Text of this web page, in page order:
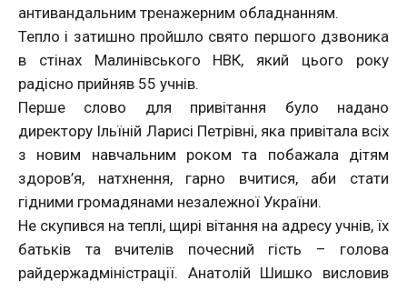
антивандальним тренажерним обладнанням.
Тепло і затишно пройшло свято першого дзвоника
в стінах Малинівського НВК, який цього року
радісно прийняв 55 учнів.
Перше слово для привітання було надано
директору Ільїній Ларисі Петрівні, яка привітала всіх
з новим навчальним роком та побажала дітям
здоров’я, натхнення, гарно вчитися, аби стати
гідними громадянами незалежної України.
Не скупився на теплі, щирі вітання на адресу учнів, їх
батьків та вчителів почесний гість – голова
райдержадміністрації. Анатолій Шишко висловив